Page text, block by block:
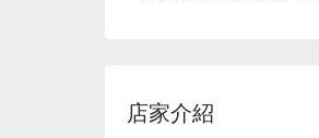
店家介紹